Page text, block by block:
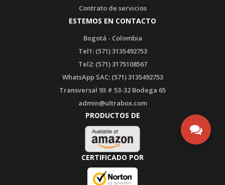
Contrato de servicios
ESTEMOS EN CONTACTO
Bogotá - Colombia
Tel1: (571) 3135492753
Tel2: (571) 3175108567
WhatsApp SAC: (571) 3135492753
Transversal 93 # 53-32 Bodega 65
admin@ultrabox.com
PRODUCTOS DE
CERTIFICADO POR